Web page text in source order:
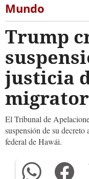
Mundo
Trump
justicia
El Tribunal de
suspensión de su
federal de Hawái.